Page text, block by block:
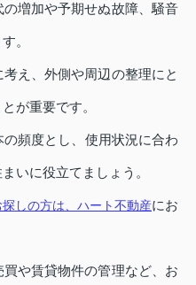
増加や予期せぬ故障、騒音
。
え、外側や周辺の整理にと
が重要です。
頻度とし、使用状況に合わ
いに役立てましょう。
しの方は、ハート不動産にお
や賃貸物件の管理など、お